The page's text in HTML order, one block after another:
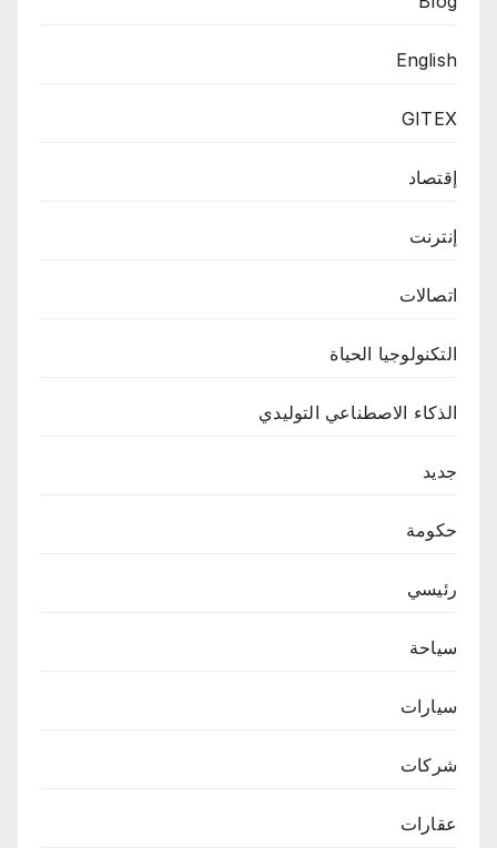
English
GITEX
إقتصاد
إنترنت
اتصالات
التكنولوجيا الحياة
الذكاء الاصطناعي التوليدي
جديد
حكومة
رئيسي
سياحة
سيارات
شركات
عقارات